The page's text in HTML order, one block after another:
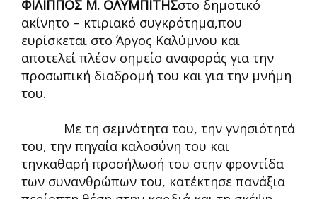
ΦΙΛΙΠΠΟΣ Μ. ΟΛΥΜΠΙΤΗΣστο δημοτικό
ακίνητο – κτιριακό συγκρότημα,που
ευρίσκεται στο Άργος Καλύμνου και
αποτελεί πλέον σημείο αναφοράς για την
προσωπική διαδρομή του και για την μνήμη
του.
Με τη σεμνότητα του, την γνησιότητά
του, την πηγαία καλοσύνη του και
τηνκαθαρή προσήλωσή του στην φροντίδα
των συνανθρώπων του, κατέκτησε πανάξια